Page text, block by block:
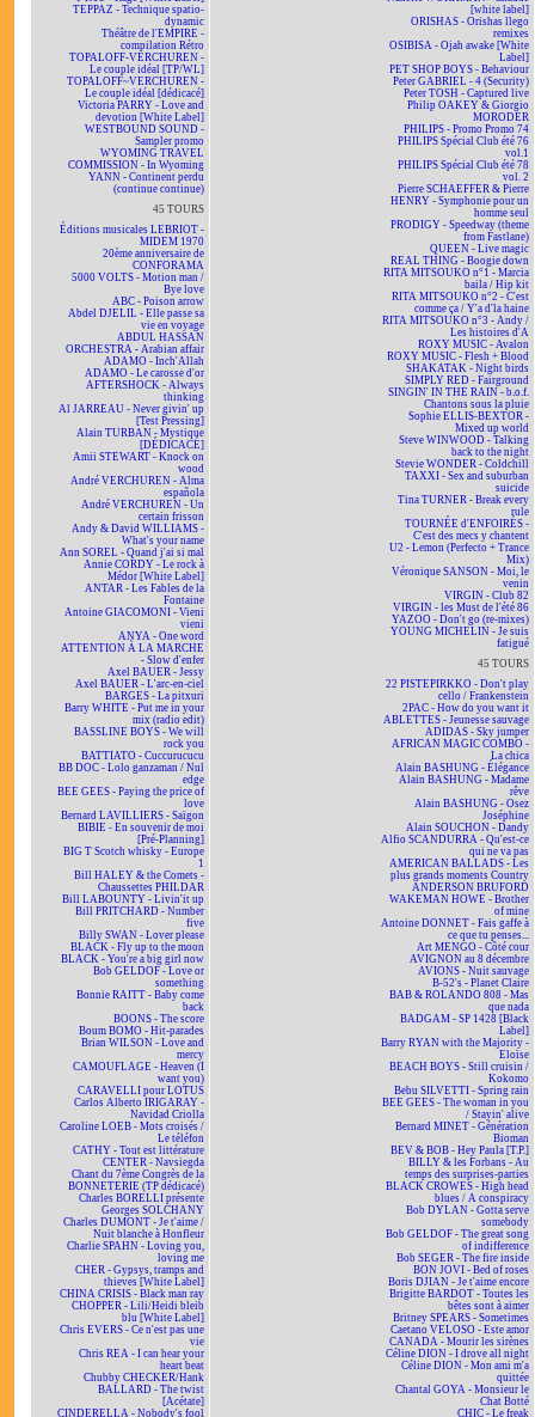
TEPPAZ - Technique spatio-
dynamic
Théâtre de l'EMPIRE -
compilation Rétro
TOPALOFF-VERCHUREN -
Le couple idéal [TP/WL]
TOPALOFF~VERCHUREN -
Le couple idéal [dédicacé]
Victoria PARRY - Love and
devotion [White Label]
WESTBOUND SOUND -
Sampler promo
WYOMING TRAVEL
COMMISSION - In Wyoming
YANN - Continent perdu
(continue continue)
45 TOURS
Éditions musicales LEBRIOT -
MIDEM 1970
20ème anniversaire de
CONFORAMA
5000 VOLTS - Motion man /
Bye love
ABC - Poison arrow
Abdel DJELIL - Elle passe sa
vie en voyage
ABDUL HASSAN
ORCHESTRA - Arabian affair
ADAMO - Inch'Allah
ADAMO - Le carosse d'or
AFTERSHOCK - Always
thinking
Al JARREAU - Never givin' up
[Test Pressing]
Alain TURBAN - Mystique
[DÉDICACÉ]
Amii STEWART - Knock on
wood
André VERCHUREN - Alma
española
André VERCHUREN - Un
certain frisson
Andy & David WILLIAMS -
What's your name
Ann SOREL - Quand j'ai si mal
Annie CORDY - Le rock à
Médor [White Label]
ANTAR - Les Fables de la
Fontaine
Antoine GIACOMONI - Vieni
vieni
ANYA - One word
ATTENTION À LA MARCHE
- Slow d'enfer
Axel BAUER - Jessy
Axel BAUER - L'arc-en-ciel
BARGES - La pitxuri
Barry WHITE - Put me in your
mix (radio edit)
BASSLINE BOYS - We will
rock you
BATTIATO - Cuccurucucu
BB DOC - Lolo ganzaman / Nul
edge
BEE GEES - Paying the price of
love
Bernard LAVILLIERS - Saïgon
BIBIE - En souvenir de moi
[Pré-Planning]
BIG T Scotch whisky - Europe
1
Bill HALEY & the Comets -
Chaussettes PHILDAR
Bill LABOUNTY - Livin'it up
Bill PRITCHARD - Number
five
Billy SWAN - Lover please
BLACK - Fly up to the moon
BLACK - You're a big girl now
Bob GELDOF - Love or
something
Bonnie RAITT - Baby come
back
BOONS - The score
Boum BOMO - Hit-parades
Brian WILSON - Love and
mercy
CAMOUFLAGE - Heaven (I
want you)
CARAVELLI pour LOTUS
Carlos Alberto IRIGARAY -
Navidad Criolla
Caroline LOEB - Mots croisés /
Le téléfon
CATHY - Tout est littérature
CENTER - Navsiegda
Chant du 7ème Congrès de la
BONNETERIE (TP dédicacé)
Charles BORELLI présente
Georges SOLCHANY
Charles DUMONT - Je t'aime /
Nuit blanche à Honfleur
Charlie SPAHN - Loving you,
loving me
CHER - Gypsys, tramps and
thieves [White Label]
CHINA CRISIS - Black man ray
CHOPPER - Lili/Heidi bleib
blu [White Label]
Chris EVERS - Ce n'est pas une
vie
Chris REA - I can hear your
heart beat
Chubby CHECKER/Hank
BALLARD - The twist
[Acétate]
CINDERELLA - Nobody's fool
[white label]
ORISHAS - Orishas llego
remixes
OSIBISA - Ojah awake [White
Label]
PET SHOP BOYS - Behaviour
Peter GABRIEL - 4 (Security)
Peter TOSH - Captured live
Philip OAKEY & Giorgio
MORODER
PHILIPS - Promo Promo 74
PHILIPS Spécial Club été 76
vol.1
PHILIPS Spécial Club été 78
vol. 2
Pierre SCHAEFFER & Pierre
HENRY - Symphonie pour un
homme seul
PRODIGY - Speedway (theme
from Fastlane)
QUEEN - Live magic
REAL THING - Boogie down
RITA MITSOUKO n°1 - Marcia
baila / Hip kit
RITA MITSOUKO n°2 - C'est
comme ça / Y'a d'la haine
RITA MITSOUKO n°3 - Andy /
Les histoires d'A
ROXY MUSIC - Avalon
ROXY MUSIC - Flesh + Blood
SHAKATAK - Night birds
SIMPLY RED - Fairground
SINGIN' IN THE RAIN - b.o.f.
Chantons sous la pluie
Sophie ELLIS-BEXTOR -
Mixed up world
Steve WINWOOD - Talking
back to the night
Stevie WONDER - Coldchill
TAXXI - Sex and suburban
suicide
Tina TURNER - Break every
rule
TOURNÉE d'ENFOIRÉS -
C'est des mecs y chantent
U2 - Lemon (Perfecto + Trance
Mix)
Véronique SANSON - Moi, le
venin
VIRGIN - Club 82
VIRGIN - les Must de l'été 86
YAZOO - Don't go (re-mixes)
YOUNG MICHELIN - Je suis
fatigué
45 TOURS
22 PISTEPIRKKO - Don't play
cello / Frankenstein
2PAC - How do you want it
ABLETTES - Jeunesse sauvage
ADIDAS - Sky jumper
AFRICAN MAGIC COMBO -
La chica
Alain BASHUNG - Élégance
Alain BASHUNG - Madame
rêve
Alain BASHUNG - Osez
Joséphine
Alain SOUCHON - Dandy
Alfio SCANDURRA - Qu'est-ce
qui ne va pas
AMERICAN BALLADS - Les
plus grands moments Country
ANDERSON BRUFORD
WAKEMAN HOWE - Brother
of mine
Antoine DONNET - Fais gaffe à
ce que tu penses...
Art MENGO - Côté cour
AVIGNON au 8 décembre
AVIONS - Nuit sauvage
B-52's - Planet Claire
BAB & ROLANDO 808 - Mas
que nada
BADGAM - SP 1428 [Black
Label]
Barry RYAN with the Majority -
Eloïse
BEACH BOYS - Still cruisin /
Kokomo
Bebu SILVETTI - Spring rain
BEE GEES - The woman in you
/ Stayin' alive
Bernard MINET - Génération
Bioman
BEV & BOB - Hey Paula [T.P.]
BILLY & les Forbans - Au
temps des surprises-parties
BLACK CROWES - High head
blues / A conspiracy
Bob DYLAN - Gotta serve
somebody
Bob GELDOF - The great song
of indifference
Bob SEGER - The fire inside
BON JOVI - Bed of roses
Boris DJIAN - Je t'aime encore
Brigitte BARDOT - Toutes les
bêtes sont à aimer
Britney SPEARS - Sometimes
Caetano VELOSO - Este amor
CANADA - Mourir les sirènes
Céline DION - I drove all night
Céline DION - Mon ami m'a
quittée
Chantal GOYA - Monsieur le
Chat Botté
CHIC - Le freak